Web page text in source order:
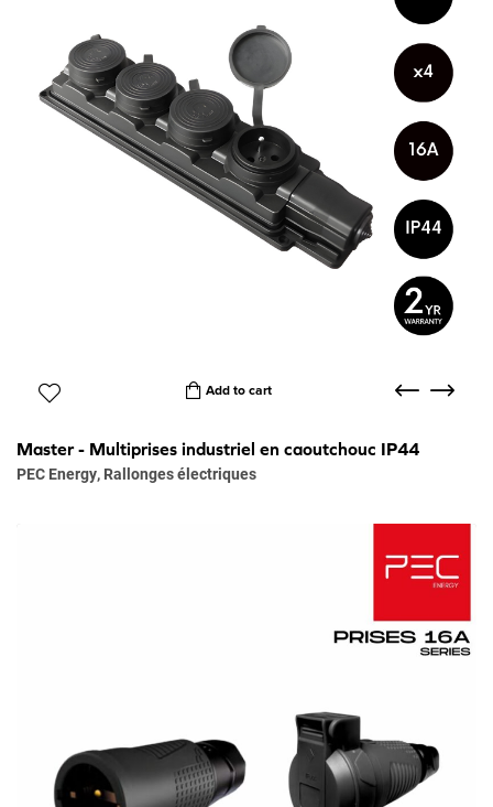
Add to cart
Master - Multiprises industriel en caoutchouc IP44
PEC Energy, Rallonges électriques